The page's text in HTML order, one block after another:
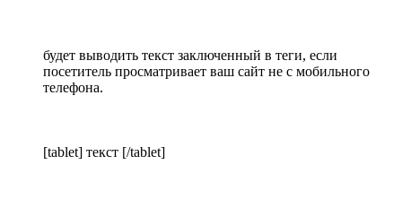
будет выводить текст заключенный в теги, если
посетитель просматривает ваш сайт не с мобильного
телефона.
[tablet] текст [/tablet]